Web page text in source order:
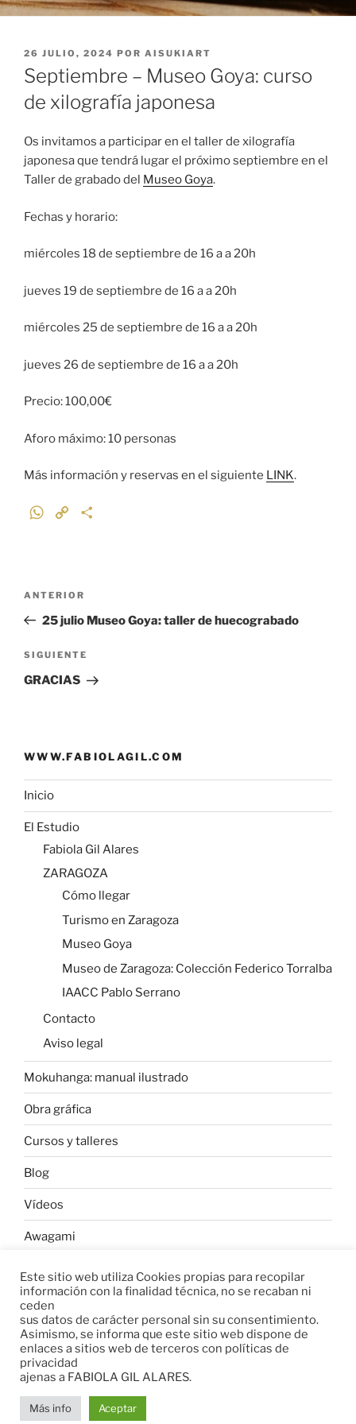
PUBLICADO
EL
26 JULIO, 2024 POR AISUKIART
Septiembre – Museo Goya: curso
de xilografía japonesa
Os invitamos a participar en el taller de xilografía
japonesa que tendrá lugar el próximo septiembre en el
Taller de grabado del Museo Goya.
Fechas y horario:
miércoles 18 de septiembre de 16 a a 20h
jueves 19 de septiembre de 16 a a 20h
miércoles 25 de septiembre de 16 a a 20h
jueves 26 de septiembre de 16 a a 20h
Precio: 100,00€
Aforo máximo: 10 personas
Más información y reservas en el siguiente LINK.
W
p
L
n
t
entradas
Entrada
anterior:
ANTERIOR
25 julio Museo Goya: taller de huecograbado
Siguiente
entrada
SIGUIENTE
GRACIAS
WWW.FABIOLAGIL.COM
Inicio
El Estudio
Fabiola Gil Alares
ZARAGOZA
Cómo llegar
Turismo en Zaragoza
Museo Goya
Museo de Zaragoza: Colección Federico Torralba
IAACC Pablo Serrano
Contacto
Aviso legal
Mokuhanga: manual ilustrado
Obra gráfica
Cursos y talleres
Blog
Vídeos
Awagami
W
h
a
t
s
A
p
C
o
p
y
L
i
C
o
m
p
a
r
t
Aviso legal Funciona gracias a WordPress
Este sitio web utiliza Cookies propias para recopilar
información con la finalidad técnica, no se recaban ni
ceden
sus datos de carácter personal sin su consentimiento.
Asimismo, se informa que este sitio web dispone de
enlaces a sitios web de terceros con políticas de
privacidad
ajenas a FABIOLA GIL ALARES.
Más info Aceptar